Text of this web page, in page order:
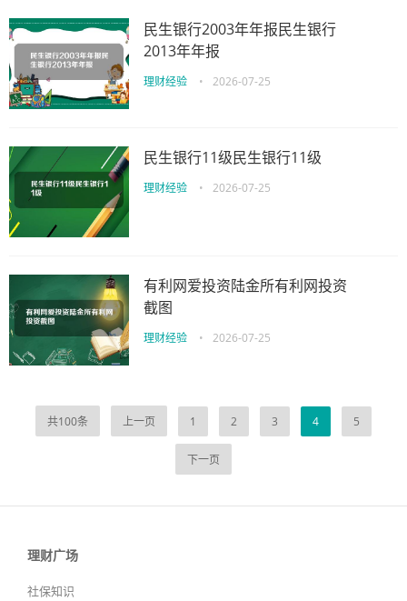
民生银行2003年年报民生银行
2013年年报
理财经验 • 2026-07-25
民生银行11级民生银行11级
理财经验 • 2026-07-25
有利网爱投资陆金所有利网投资
截图
理财经验 • 2026-07-25
共100条 上一页 1 2 3 4 5
下一页
理财广场
社保知识